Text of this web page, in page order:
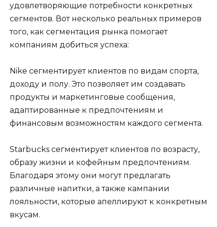
удовлетворяющие потребности конкретных
сегментов. Вот несколько реальных примеров
того, как сегментация рынка помогает
компаниям добиться успеха:
Nike сегментирует клиентов по видам спорта,
доходу и полу. Это позволяет им создавать
продукты и маркетинговые сообщения,
адаптированные к предпочтениям и
финансовым возможностям каждого сегмента.
Starbucks сегментирует клиентов по возрасту,
образу жизни и кофейным предпочтениям.
Благодаря этому они могут предлагать
различные напитки, а также кампании
лояльности, которые апеллируют к конкретным
вкусам.